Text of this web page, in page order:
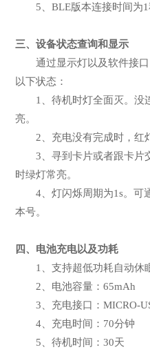
5、BLE版本连接时间为
三、设备状态查询和显示
通过显示灯以及软件接
以下状态：
1、待机时灯全面灭。没
亮。
2、充电没有完成时，红
3、寻到卡片或者跟卡
时绿灯常亮。
4、灯闪烁周期为1s。可
本号。
四、电池充电以及功耗
1、支持超低功耗自动休
2、电池容量：65mAh
3、充电接口：MICRO-
4、充电时间：70分钟
5、待机时间：30天